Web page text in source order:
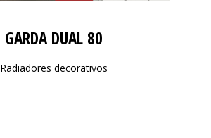
GARDA DUAL 80
Radiadores decorativos